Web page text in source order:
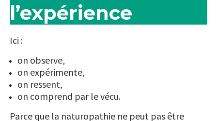
l’expérience
Ici :
on observe,
on expérimente,
on ressent,
on comprend par le vécu.
Parce que la naturopathie ne peut pas être